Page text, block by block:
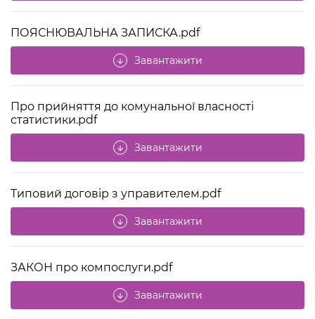
ПОЯСНЮВАЛЬНА ЗАПИСКА.pdf
arrow_downward Завантажити
Про прийняття до комунальної власності
статистики.pdf
arrow_downward Завантажити
Типовий договір з управителем.pdf
arrow_downward Завантажити
ЗАКОН про компослуги.pdf
arrow_downward Завантажити